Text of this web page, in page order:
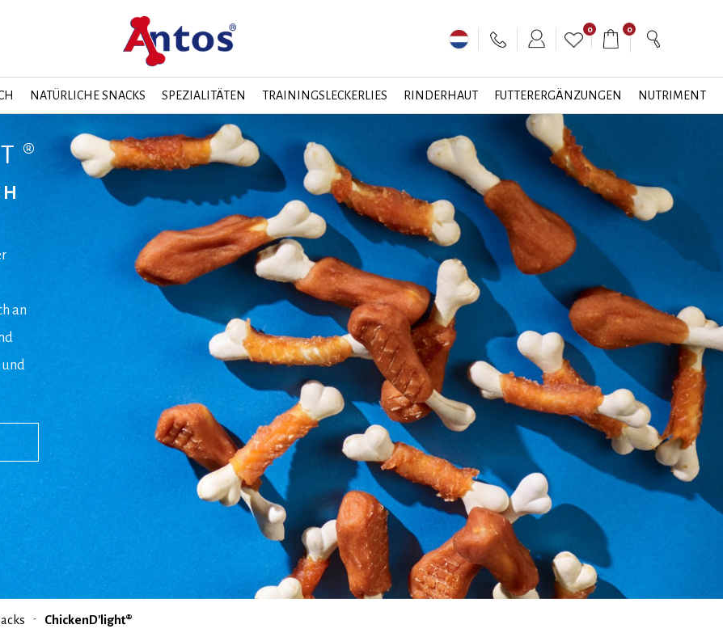
0 0
NATÜRLICHE SNACKS SPEZIALITÄTEN TRAININGSLECKERLIES RINDERHAUT FUTTERERGÄNZUNGEN NUTRIMENT
an
und
ChickenD'light®